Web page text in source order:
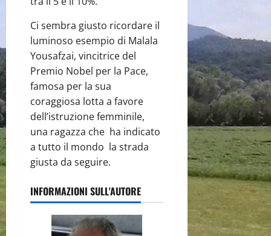
Ci sembra giusto ricordare il
luminoso esempio di Malala
Yousafzai, vincitrice del
Premio Nobel per la Pace,
famosa per la sua
coraggiosa lotta a favore
dell’istruzione femminile,
una ragazza che ha indicato
a tutto il mondo la strada
giusta da seguire.
INFORMAZIONI SULL'AUTORE